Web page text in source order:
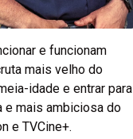
e funcionam
mais velho do
idade e entrar para
e mais ambiciosa do
e TVCine+.